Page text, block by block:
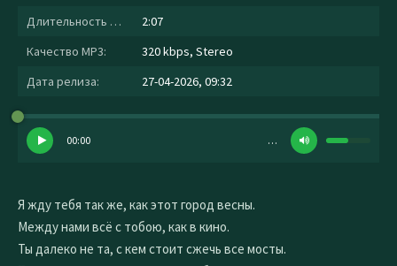
Длительность MP3:
2:07
Качество MP3:
320 kbps, Stereo
Дата релиза:
27-04-2026, 09:32
00:00 …
Я жду тебя так же, как этот город весны.
Между нами всё с тобою, как в кино.
Ты далеко не та, с кем стоит сжечь все мосты.